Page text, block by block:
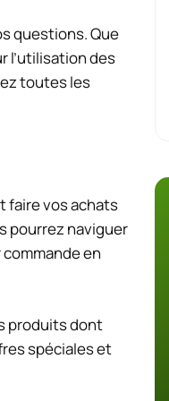
questions. Que
l’utilisation des
toutes les
faire vos achats
pourrez naviguer
en
produits dont
spéciales et